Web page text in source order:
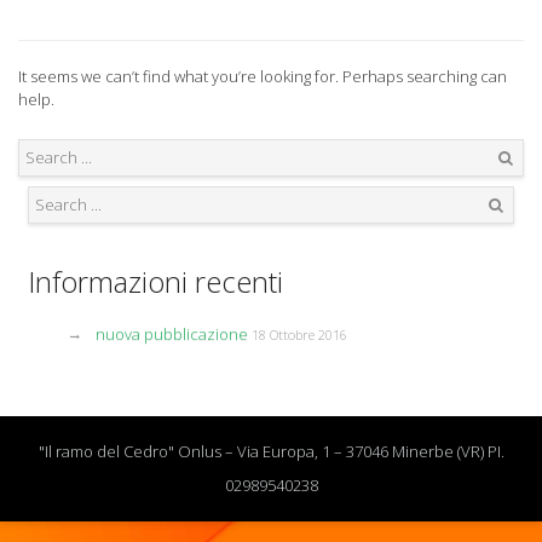
It seems we can’t find what you’re looking for. Perhaps searching can
help.
Informazioni recenti
nuova pubblicazione 18 Ottobre 2016
"Il ramo del Cedro" Onlus – Via Europa, 1 – 37046 Minerbe (VR) PI.
02989540238